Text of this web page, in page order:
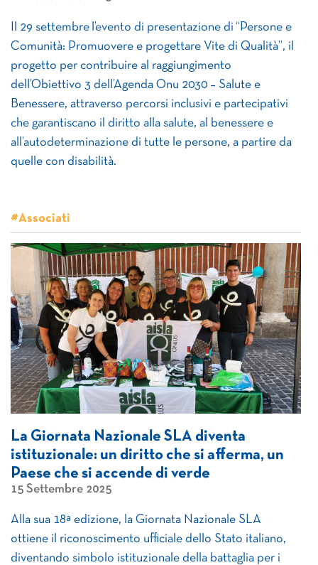
Il 29 settembre l’evento di presentazione di “Persone e
Comunità: Promuovere e progettare Vite di Qualità”, il
progetto per contribuire al raggiungimento
dell’Obiettivo 3 dell’Agenda Onu 2030 – Salute e
Benessere, attraverso percorsi inclusivi e partecipativi
che garantiscano il diritto alla salute, al benessere e
all’autodeterminazione di tutte le persone, a partire da
quelle con disabilità.
#Associati
La Giornata Nazionale SLA diventa
istituzionale: un diritto che si afferma, un
Paese che si accende di verde
15 Settembre 2025
Alla sua 18ª edizione, la Giornata Nazionale SLA
ottiene il riconoscimento ufficiale dello Stato italiano,
diventando simbolo istituzionale della battaglia per i